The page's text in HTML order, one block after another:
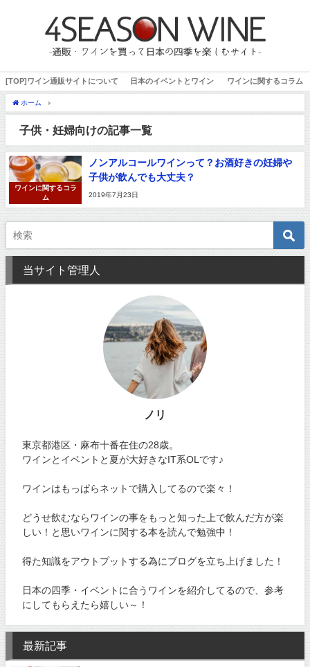
[TOP]ワイン通販サイトについて 日本のイベントとワイン ワインに関するコラム
ホーム
子供・妊婦向けの記事一覧
ワインに関するコラ
ム
ノンアルコールワインって？お酒好きの妊婦や
子供が飲んでも大丈夫？
2019年7月23日
当サイト管理人
ノリ
東京都港区・麻布十番在住の28歳。
ワインとイベントと夏が大好きなIT系OLです♪
ワインはもっぱらネットで購入してるので楽々！
どうせ飲むならワインの事をもっと知った上で飲んだ方が楽
しい！と思いワインに関する本を読んで勉強中！
得た知識をアウトプットする為にブログを立ち上げました！
日本の四季・イベントに合うワインを紹介してるので、参考
にしてもらえたら嬉しい～！
最新記事